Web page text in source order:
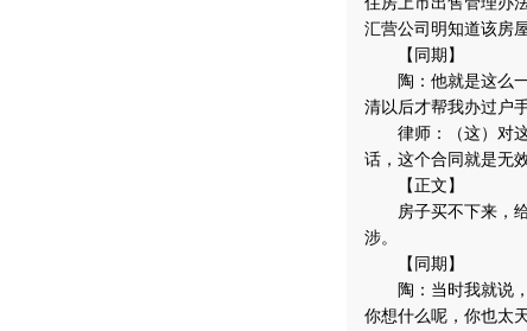
汇营公司明知道该房
【同期】
陶：他就是这么一
清以后才帮我办过户手
律师：（这）对这
话，这个合同就是无
【正文】
房子买不下来，给
涉。
【同期】
陶：当时我就说，
你想什么呢，你也太